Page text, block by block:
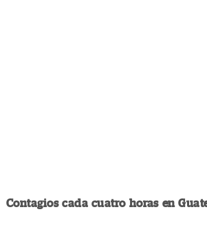
Contagios cada cuatro horas en